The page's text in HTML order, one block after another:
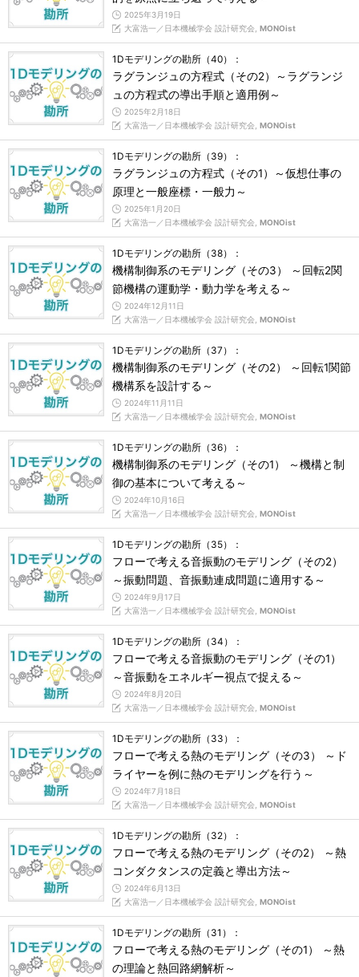
2025年3月19日
大富浩一／日本機械学会 設計研究会, MONOist
1Dモデリングの勘所（40）：
ラグランジュの方程式（その2）～ラグランジ
ュの方程式の導出手順と適用例～
2025年2月18日
大富浩一／日本機械学会 設計研究会, MONOist
1Dモデリングの勘所（39）：
ラグランジュの方程式（その1）～仮想仕事の
原理と一般座標・一般力～
2025年1月20日
大富浩一／日本機械学会 設計研究会, MONOist
1Dモデリングの勘所（38）：
機構制御系のモデリング（その3） ～回転2関
節機構の運動学・動力学を考える～
2024年12月11日
大富浩一／日本機械学会 設計研究会, MONOist
1Dモデリングの勘所（37）：
機構制御系のモデリング（その2） ～回転1関節
機構系を設計する～
2024年11月11日
大富浩一／日本機械学会 設計研究会, MONOist
1Dモデリングの勘所（36）：
機構制御系のモデリング（その1） ～機構と制
御の基本について考える～
2024年10月16日
大富浩一／日本機械学会 設計研究会, MONOist
1Dモデリングの勘所（35）：
フローで考える音振動のモデリング（その2）
～振動問題、音振動連成問題に適用する～
2024年9月17日
大富浩一／日本機械学会 設計研究会, MONOist
1Dモデリングの勘所（34）：
フローで考える音振動のモデリング（その1）
～音振動をエネルギー視点で捉える～
2024年8月20日
大富浩一／日本機械学会 設計研究会, MONOist
1Dモデリングの勘所（33）：
フローで考える熱のモデリング（その3） ～ド
ライヤーを例に熱のモデリングを行う～
2024年7月18日
大富浩一／日本機械学会 設計研究会, MONOist
1Dモデリングの勘所（32）：
フローで考える熱のモデリング（その2） ～熱
コンダクタンスの定義と導出方法～
2024年6月13日
大富浩一／日本機械学会 設計研究会, MONOist
1Dモデリングの勘所（31）：
フローで考える熱のモデリング（その1） ～熱
の理論と熱回路網解析～